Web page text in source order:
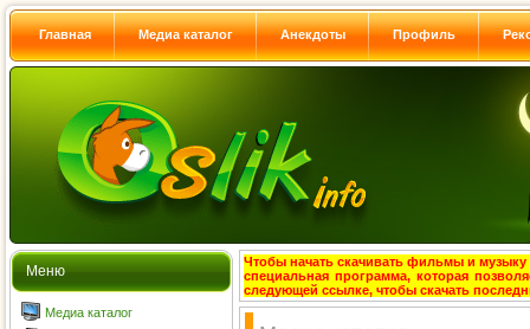
Главная Медиа каталог Анекдоты Профиль
Меню
Медиа каталог
Чтобы начать скачивать фильмы и музыку
специальная программа, которая
следующей ссылке, чтобы скачать